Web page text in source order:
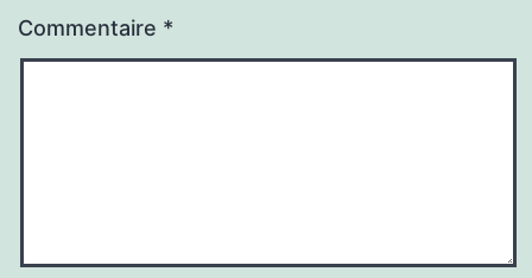
Commentaire *